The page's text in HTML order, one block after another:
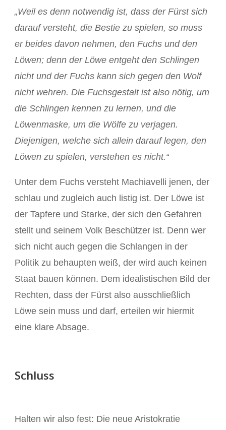
„Weil es denn notwendig ist, dass der Fürst sich
darauf versteht, die Bestie zu spielen, so muss
er beides davon nehmen, den Fuchs und den
Löwen; denn der Löwe entgeht den Schlingen
nicht und der Fuchs kann sich gegen den Wolf
nicht wehren. Die Fuchsgestalt ist also nötig, um
die Schlingen kennen zu lernen, und die
Löwenmaske, um die Wölfe zu verjagen.
Diejenigen, welche sich allein darauf legen, den
Löwen zu spielen, verstehen es nicht.“
Unter dem Fuchs versteht Machiavelli jenen, der
schlau und zugleich auch listig ist. Der Löwe ist
der Tapfere und Starke, der sich den Gefahren
stellt und seinem Volk Beschützer ist. Denn wer
sich nicht auch gegen die Schlangen in der
Politik zu behaupten weiß, der wird auch keinen
Staat bauen können. Dem idealistischen Bild der
Rechten, dass der Fürst also ausschließlich
Löwe sein muss und darf, erteilen wir hiermit
eine klare Absage.
Schluss
Halten wir also fest: Die neue Aristokratie